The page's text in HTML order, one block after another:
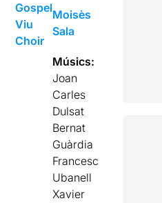
Gospel
Viu
Choir
Moisès
Sala
Músics:
Joan
Carles
Dulsat
Bernat
Guàrdia
Francesc
Ubanell
Xavier